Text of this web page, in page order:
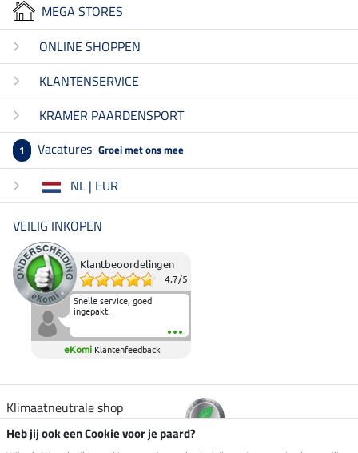
MEGA STORES
ONLINE SHOPPEN
KLANTENSERVICE
KRAMER PAARDENSPORT
1 Vacatures Groei met ons mee
NL | EUR
VEILIG INKOPEN
Klantbeoordelingen
4.7/5
Snelle service, goed
ingepakt.
eKomi Klantenfeedback
Klimaatneutrale shop
Heb jij ook een Cookie voor je paard?